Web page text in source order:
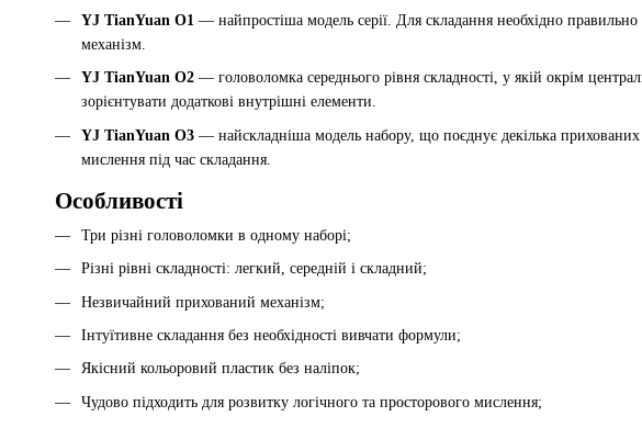
YJ TianYuan O1 — найпростіша модель серії. Для складання необхідно
механізм.
YJ TianYuan O2 — головоломка середнього рівня складності, у якій окрім
зорієнтувати додаткові внутрішні елементи.
YJ TianYuan O3 — найскладніша модель набору, що поєднує декілька прихованих
мислення під час складання.
Особливості
Три різні головоломки в одному наборі;
Різні рівні складності: легкий, середній і складний;
Незвичайний прихований механізм;
Інтуїтивне складання без необхідності вивчати формули;
Якісний кольоровий пластик без наліпок;
Чудово підходить для розвитку логічного та просторового мислення;